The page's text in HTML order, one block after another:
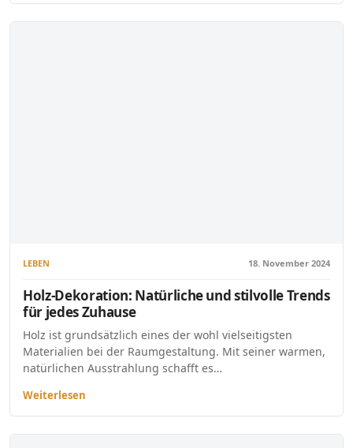
LEBEN 18. November 2024
Holz-Dekoration: Natürliche und stilvolle Trends
für jedes Zuhause
Holz ist grundsätzlich eines der wohl vielseitigsten
Materialien bei der Raumgestaltung. Mit seiner warmen,
natürlichen Ausstrahlung schafft es…
Weiterlesen